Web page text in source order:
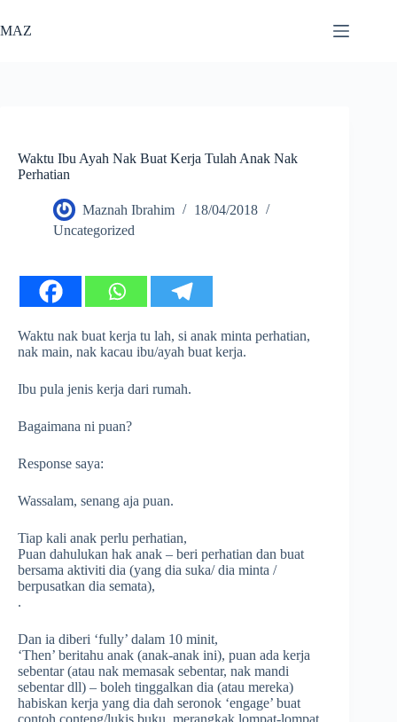
to
content
MAZ
Waktu Ibu Ayah Nak Buat Kerja Tulah Anak Nak
Perhatian
Maznah Ibrahim
18/04/2018
Uncategorized
Waktu nak buat kerja tu lah, si anak minta perhatian,
nak main, nak kacau ibu/ayah buat kerja.
Ibu pula jenis kerja dari rumah.
Bagaimana ni puan?
Response saya:
Wassalam, senang aja puan.
Tiap kali anak perlu perhatian,
Puan dahulukan hak anak – beri perhatian dan buat
bersama aktiviti dia (yang dia suka/ dia minta /
berpusatkan dia semata),
.
Dan ia diberi ‘fully’ dalam 10 minit,
‘Then’ beritahu anak (anak-anak ini), puan ada kerja
sebentar (atau nak memasak sebentar, nak mandi
sebentar dll) – boleh tinggalkan dia (atau mereka)
habiskan kerja yang dia dah seronok ‘engage’ buat
contoh conteng/lukis buku, merangkak lompat-lompat